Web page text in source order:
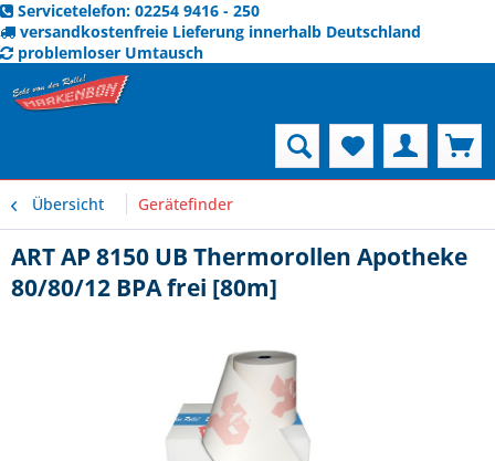
Servicetelefon: 02254 9416 - 250
versandkostenfreie Lieferung innerhalb Deutschland
problemloser Umtausch
Übersicht Gerätefinder
ART AP 8150 UB Thermorollen Apotheke
80/80/12 BPA frei [80m]